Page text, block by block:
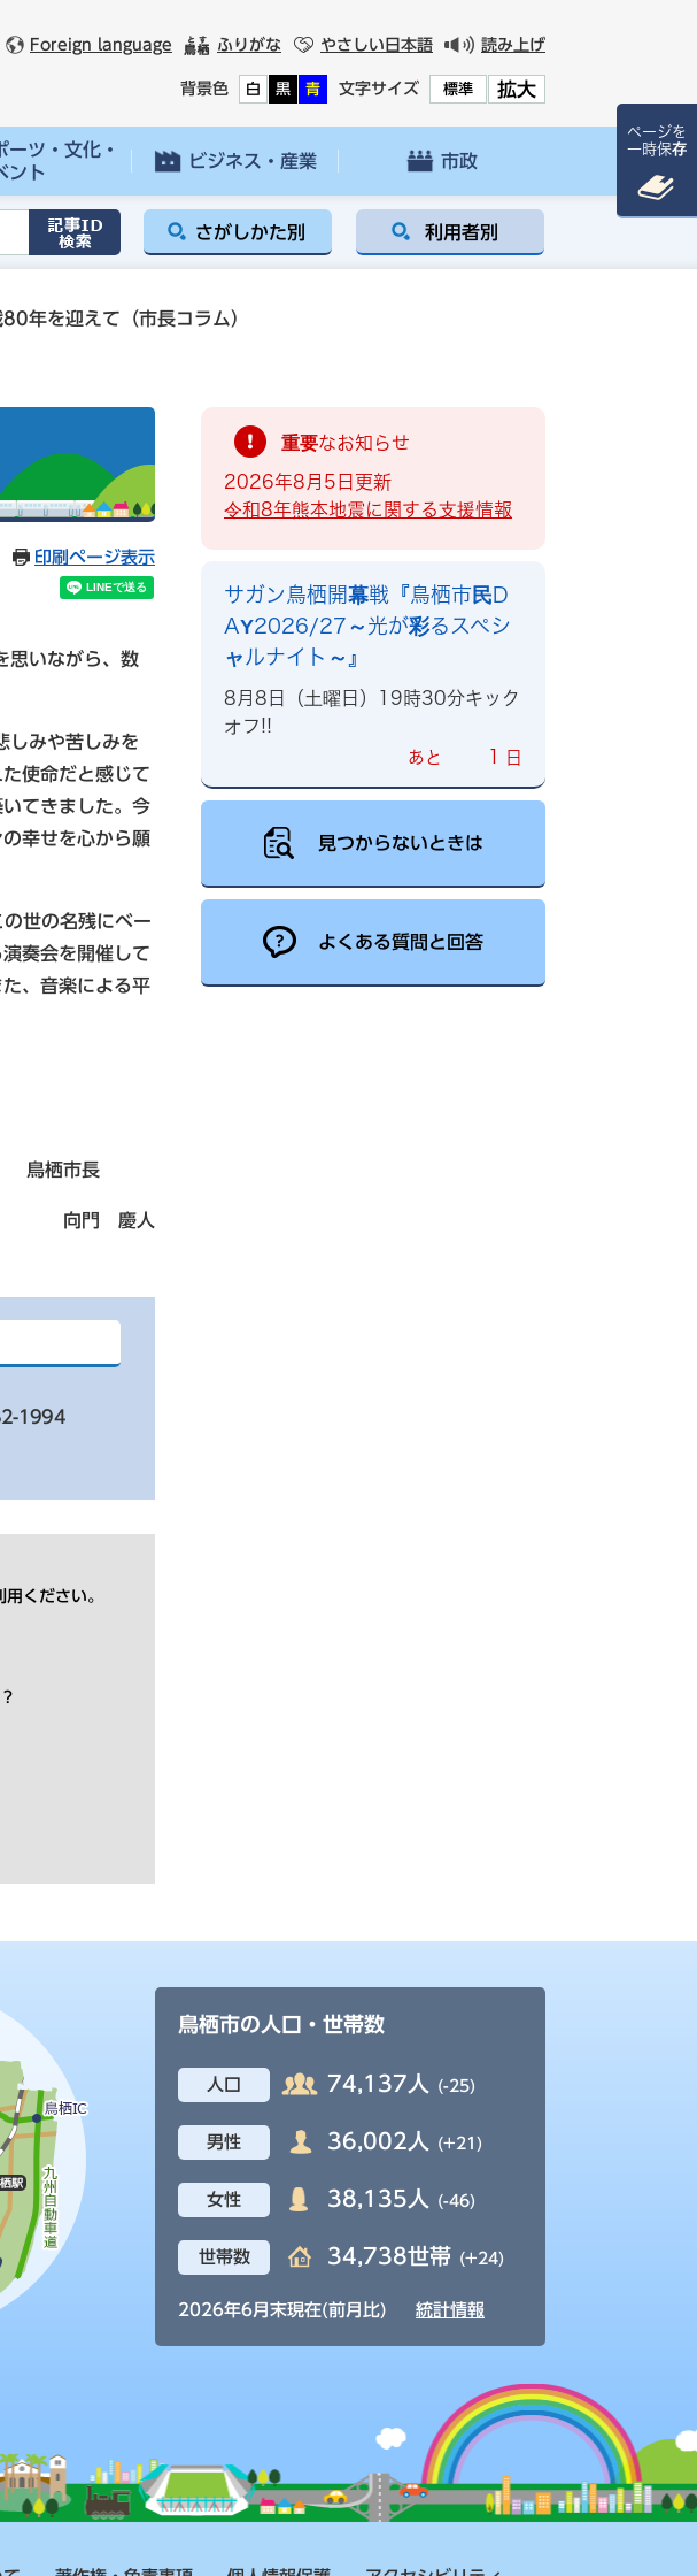
Foreign language ふりがな やさしい日本語 読み上げ
背景色 白 黒 青 文字サイズ 標準 拡大
ーツ・文化・
ント
ビジネス・産業 市政
さがしかた別 利用者別
年を迎えて（市長コラム）
印刷ページ表示
思いながら、数
しみや苦しみを
使命だと感じて
てきました。今
幸せを心から願
世の名残にベー
奏会を開催して
、音楽による平
鳥栖市長
向門 慶人
1994
ください。
重要なお知らせ
2026年8月5日更新
令和8年熊本地震に関する支援情報
サガン鳥栖開幕戦『鳥栖市民D
AY2026/27～光が彩るスペシ
ャルナイト～』
8月8日（土曜日）19時30分キック
オフ!!
あと 1 日
見つからないときは
よくある質問と回答
鳥栖市の人口・世帯数
人口 74,137人 (-25)
男性 36,002人 (+21)
女性 38,135人 (-46)
世帯数 34,738世帯 (+24)
2026年6月末現在(前月比) 統計情報
ページを
一時保存